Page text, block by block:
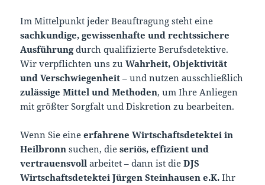
Im Mittelpunkt jeder Beauftragung steht eine
sachkundige, gewissenhafte und rechtssichere
Ausführungdurch qualifizierte Berufsdetektive.
Wir verpflichten uns zuWahrheit, Objektivität
und Verschwiegenheit – und nutzen ausschließlich
zulässige Mittel und Methoden, um Ihre Anliegen
mit größter Sorgfalt und Diskretion zu bearbeiten.
Wenn Sie eineerfahrene Wirtschaftsdetektei in
Heilbronn suchen, dieseriös, effizient und
vertrauensvoll arbeitet – dann ist dieDJS
Wirtschaftsdetektei Jürgen Steinhausen e.K. Ihr